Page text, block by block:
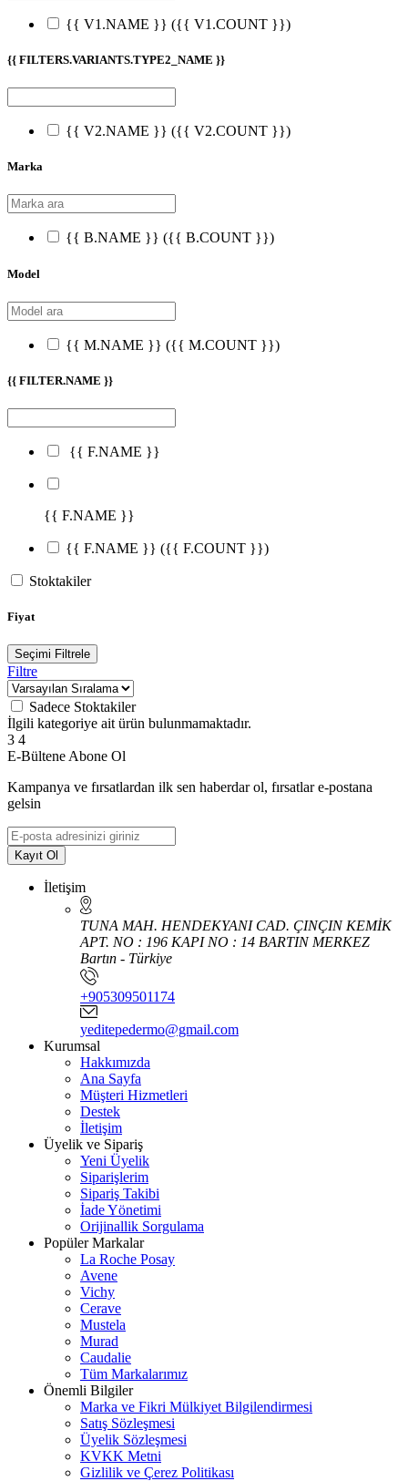
{{ V1.NAME }} ({{ V1.COUNT }})
{{ FILTERS.VARIANTS.TYPE2_NAME }}
{{ V2.NAME }} ({{ V2.COUNT }})
Marka
{{ B.NAME }} ({{ B.COUNT }})
Model
{{ M.NAME }} ({{ M.COUNT }})
{{ FILTER.NAME }}
{{ F.NAME }}
{{ F.NAME }}
{{ F.NAME }} ({{ F.COUNT }})
Stoktakiler
Fiyat
Seçimi Filtrele
Filtre
Sadece Stoktakiler
İlgili kategoriye ait ürün bulunmamaktadır.
3 4
E-Bültene Abone Ol
Kampanya ve fırsatlardan ilk sen haberdar ol, fırsatlar e-postana
gelsin
Kayıt Ol
İletişim
TUNA MAH. HENDEKYANI CAD. ÇINÇIN KEMİK
APT. NO : 196 KAPI NO : 14 BARTIN MERKEZ
Bartın - Türkiye
+905309501174
yeditepedermo@gmail.com
Kurumsal
Hakkımızda
Ana Sayfa
Müşteri Hizmetleri
Destek
İletişim
Üyelik ve Sipariş
Yeni Üyelik
Siparişlerim
Sipariş Takibi
İade Yönetimi
Orijinallik Sorgulama
Popüler Markalar
La Roche Posay
Avene
Vichy
Cerave
Mustela
Murad
Caudalie
Tüm Markalarımız
Önemli Bilgiler
Marka ve Fikri Mülkiyet Bilgilendirmesi
Satış Sözleşmesi
Üyelik Sözleşmesi
KVKK Metni
Gizlilik ve Çerez Politikası